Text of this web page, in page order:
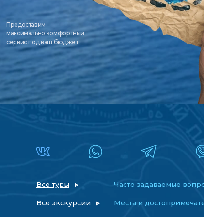
Предоставим
максимально комфортный
сервис под ваш бюджет
Все туры
Все экскурсии
Часто задаваемые
Места и